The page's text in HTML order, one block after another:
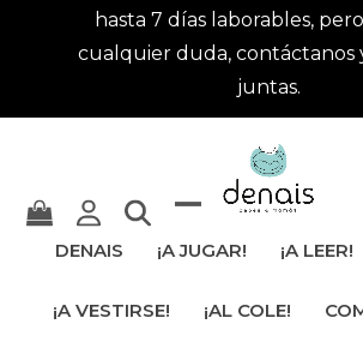
hasta 7 días laborables,
cualquier duda, contáctanos
juntas.
ocultar
móvil
DENAIS ¡A JUGAR! ¡A LEER!
¡A VESTIRSE! ¡AL COLE!